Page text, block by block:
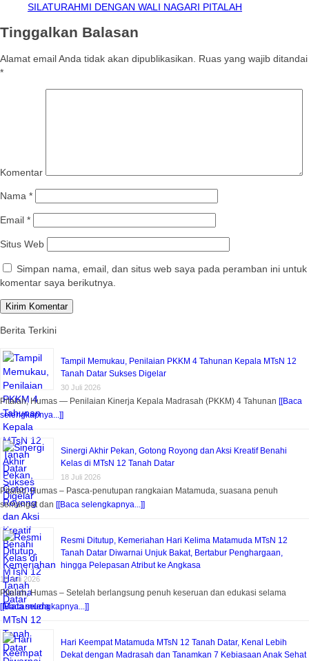
SILATURAHMI DENGAN WALI NAGARI PITALAH
Tinggalkan Balasan
Alamat email Anda tidak akan dipublikasikan. Ruas yang wajib ditandai
*
Komentar
Nama *
Email *
Situs Web
Simpan nama, email, dan situs web saya pada peramban ini untuk
komentar saya berikutnya.
Berita Terkini
Tampil Memukau, Penilaian PKKM 4 Tahunan Kepala MTsN 12
Tanah Datar Sukses Digelar
30 Juli 2026
Pitalah, Humas — Penilaian Kinerja Kepala Madrasah (PKKM) 4 Tahunan [[Baca
selengkapnya...]]
Sinergi Akhir Pekan, Gotong Royong dan Aksi Kreatif Benahi
Kelas di MTsN 12 Tanah Datar
18 Juli 2026
Pitalah, Humas – Pasca-penutupan rangkaian Matamuda, suasana penuh
semangat dan [[Baca selengkapnya...]]
Resmi Ditutup, Kemeriahan Hari Kelima Matamuda MTsN 12
Tanah Datar Diwarnai Unjuk Bakat, Bertabur Penghargaan,
hingga Pelepasan Atribut ke Angkasa
18 Juli 2026
Pitalah, Humas – Setelah berlangsung penuh keseruan dan edukasi selama
[[Baca selengkapnya...]]
Hari Keempat Matamuda MTsN 12 Tanah Datar, Kenal Lebih
Dekat dengan Madrasah dan Tanamkan 7 Kebiasaan Anak Sehat